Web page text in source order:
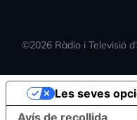
©2026 Ràdio i Televisió
Les seves